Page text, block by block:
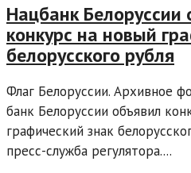
Нацбанк Белоруссии
конкурс на новый
белорусского рубля
Флаг Белоруссии. Архивное
банк Белоруссии объявил
графический знак
пресс-служба регулятора....